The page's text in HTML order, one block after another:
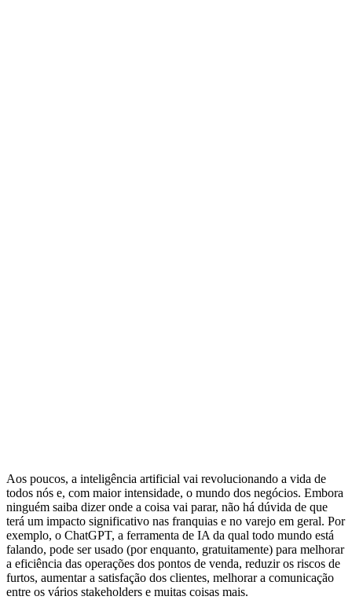
Aos poucos, a inteligência artificial vai revolucionando a vida de
todos nós e, com maior intensidade, o mundo dos negócios. Embora
ninguém saiba dizer onde a coisa vai parar, não há dúvida de que
terá um impacto significativo nas franquias e no varejo em geral. Por
exemplo, o ChatGPT, a ferramenta de IA da qual todo mundo está
falando, pode ser usado (por enquanto, gratuitamente) para melhorar
a eficiência das operações dos pontos de venda, reduzir os riscos de
furtos, aumentar a satisfação dos clientes, melhorar a comunicação
entre os vários stakeholders e muitas coisas mais.